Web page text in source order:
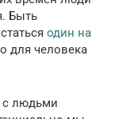
Быть
один на
для человека
с людьми